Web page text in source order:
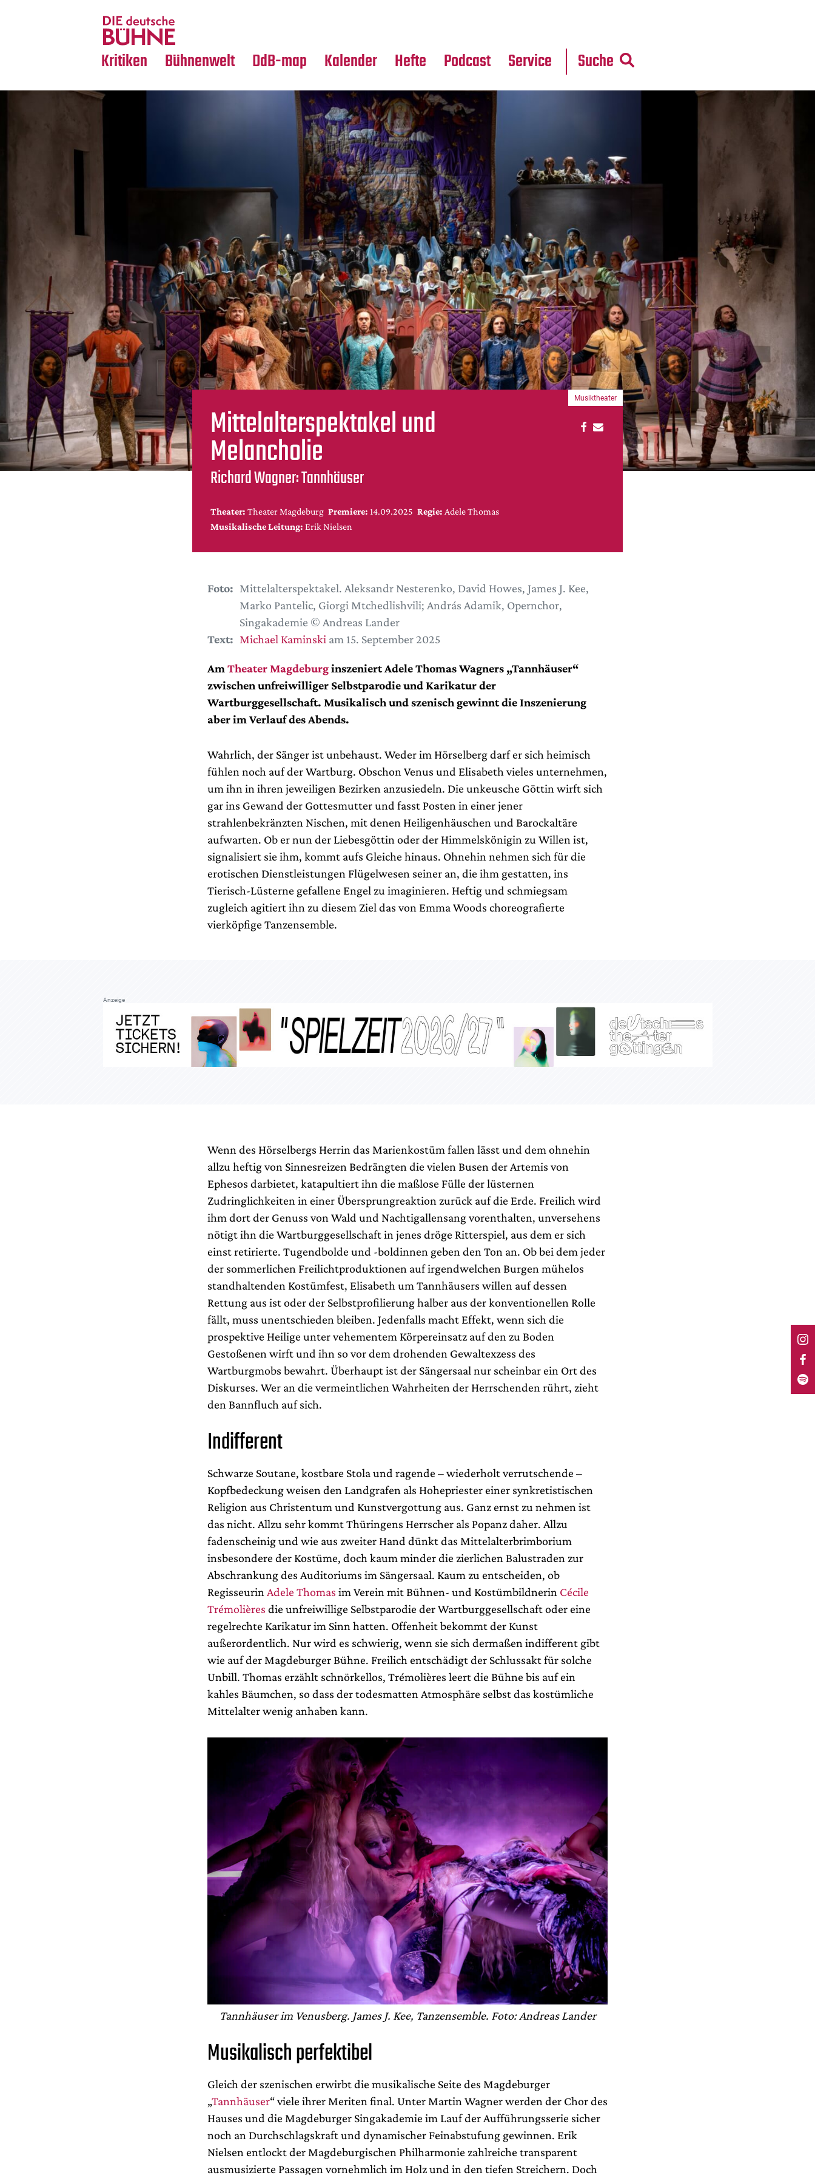
Kritiken
Crossover
Bühnenwelt
Medientipps
DdB-map Kalender Hefte Podcast Service Suche
Mittelalterspektakel und
Melancholie
Richard Wagner: Tannhäuser
Theater: Theater Magdeburg Premiere: 14.09.2025 Regie: Adele Thomas
Musikalische Leitung: Erik Nielsen
Musiktheater
Foto: Mittelalterspektakel. Aleksandr Nesterenko, David Howes, James J. Kee,
Marko Pantelic, Giorgi Mtchedlishvili; András Adamik, Opernchor,
Singakademie © Andreas Lander
Text: Michael Kaminski am 15. September 2025
Am Theater Magdeburginszeniert Adele Thomas Wagners „Tannhäuser“
zwischen unfreiwilliger Selbstparodie und Karikatur der
Wartburggesellschaft. Musikalisch und szenisch gewinnt die Inszenierung
aber im Verlauf des Abends.
Wahrlich, der Sänger ist unbehaust. Weder im Hörselberg darf er sich heimisch
fühlen noch auf der Wartburg. Obschon Venus und Elisabeth vieles unternehmen,
um ihn in ihren jeweiligen Bezirken anzusiedeln. Die unkeusche Göttin wirft sich
gar ins Gewand der Gottesmutter und fasst Posten in einer jener
strahlenbekränzten Nischen, mit denen Heiligenhäuschen und Barockaltäre
aufwarten. Ob er nun der Liebesgöttin oder der Himmelskönigin zu Willen ist,
signalisiert sie ihm, kommt aufs Gleiche hinaus. Ohnehin nehmen sich für die
erotischen Dienstleistungen Flügelwesen seiner an, die ihm gestatten, ins
Tierisch-Lüsterne gefallene Engel zu imaginieren. Heftig und schmiegsam
zugleich agitiert ihn zu diesem Ziel das von Emma Woods choreografierte
vierköpfige Tanzensemble.
Anzeige
Wenn des Hörselbergs Herrin das Marienkostüm fallen lässt und dem ohnehin
allzu heftig von Sinnesreizen Bedrängten die vielen Busen der Artemis von
Ephesos darbietet, katapultiert ihn die maßlose Fülle der lüsternen
Zudringlichkeiten in einer Übersprungreaktion zurück auf die Erde. Freilich wird
ihm dort der Genuss von Wald und Nachtigallensang vorenthalten, unversehens
nötigt ihn die Wartburggesellschaft in jenes dröge Ritterspiel, aus dem er sich
einst retirierte. Tugendbolde und -boldinnen geben den Ton an. Ob bei dem jeder
der sommerlichen Freilichtproduktionen auf irgendwelchen Burgen mühelos
standhaltenden Kostümfest, Elisabeth um Tannhäusers willen auf dessen
Rettung aus ist oder der Selbstprofilierung halber aus der konventionellen Rolle
fällt, muss unentschieden bleiben. Jedenfalls macht Effekt, wenn sich die
prospektive Heilige unter vehementem Körpereinsatz auf den zu Boden
Gestoßenen wirft und ihn so vor dem drohenden Gewaltexzess des
Wartburgmobs bewahrt. Überhaupt ist der Sängersaal nur scheinbar ein Ort des
Diskurses. Wer an die vermeintlichen Wahrheiten der Herrschenden rührt, zieht
den Bannfluch auf sich.
Indifferent
Schwarze Soutane, kostbare Stola und ragende – wiederholt verrutschende –
Kopfbedeckung weisen den Landgrafen als Hohepriester einer synkretistischen
Religion aus Christentum und Kunstvergottung aus. Ganz ernst zu nehmen ist
das nicht. Allzu sehr kommt Thüringens Herrscher als Popanz daher. Allzu
fadenscheinig und wie aus zweiter Hand dünkt das Mittelalterbrimborium
insbesondere der Kostüme, doch kaum minder die zierlichen Balustraden zur
Abschrankung des Auditoriums im Sängersaal. Kaum zu entscheiden, ob
Regisseurin Adele Thomas im Verein mit Bühnen- und Kostümbildnerin Cécile
Trémolières die unfreiwillige Selbstparodie der Wartburggesellschaft oder eine
regelrechte Karikatur im Sinn hatten. Offenheit bekommt der Kunst
außerordentlich. Nur wird es schwierig, wenn sie sich dermaßen indifferent gibt
wie auf der Magdeburger Bühne. Freilich entschädigt der Schlussakt für solche
Unbill. Thomas erzählt schnörkellos, Trémolières leert die Bühne bis auf ein
kahles Bäumchen, so dass der todesmatten Atmosphäre selbst das kostümliche
Mittelalter wenig anhaben kann.
Tannhäuser im Venusberg. James J. Kee, Tanzensemble. Foto: Andreas Lander
Musikalisch perfektibel
Gleich der szenischen erwirbt die musikalische Seite des Magdeburger
„Tannhäuser“ viele ihrer Meriten final. Unter Martin Wagner werden der Chor des
Hauses und die Magdeburger Singakademie im Lauf der Aufführungsserie sicher
noch an Durchschlagskraft und dynamischer Feinabstufung gewinnen. Erik
Nielsen entlockt der Magdeburgischen Philharmonie zahlreiche transparent
ausmusizierte Passagen vornehmlich im Holz und in den tiefen Streichern. Doch